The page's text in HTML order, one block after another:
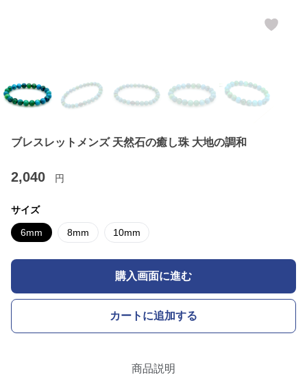
ブレスレットメンズ 天然石の癒し珠 大地の調和
2,040 円
サイズ
6mm 8mm 10mm
購入画面に進む
カートに追加する
商品説明